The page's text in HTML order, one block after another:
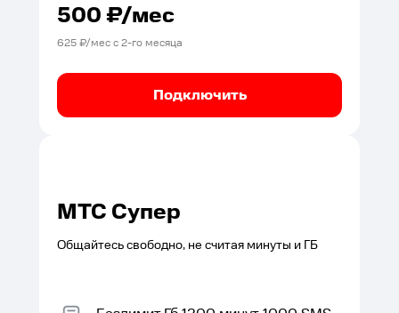
500₽/мес
625₽/мес с2-го месяца
Подключить
МТС Супер
Общайтесь свободно, не считая минуты и ГБ